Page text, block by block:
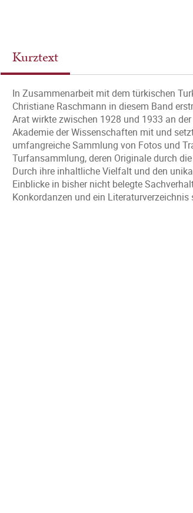
Kurztext
In Zusammenarbeit mit dem türkischen
Christiane Raschmann in diesem Band
Arat wirkte zwischen 1928 und 1933 an
Akademie der Wissenschaften mit und
umfangreiche Sammlung von Fotos und
Turfansammlung, deren Originale durch
Durch ihre inhaltliche Vielfalt und den
Einblicke in bisher nicht belegte
Konkordanzen und ein Literaturverzeichnis